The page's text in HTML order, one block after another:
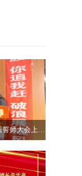
校长于世亮在高考百日誓师大会上的演讲节选（四）